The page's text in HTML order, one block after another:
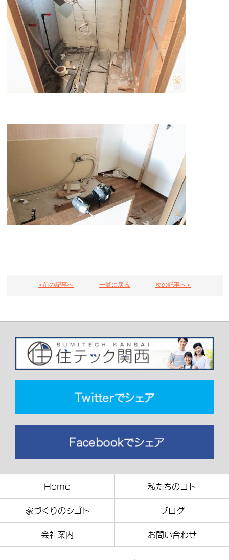
« 前の記事へ 一覧に戻る 次の記事へ »
Home
私たちのコト
家づくりのシゴト
ブログ
会社案内
お問い合わせ